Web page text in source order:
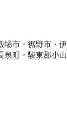
場市・裾野市・伊
泉町・駿東郡小山